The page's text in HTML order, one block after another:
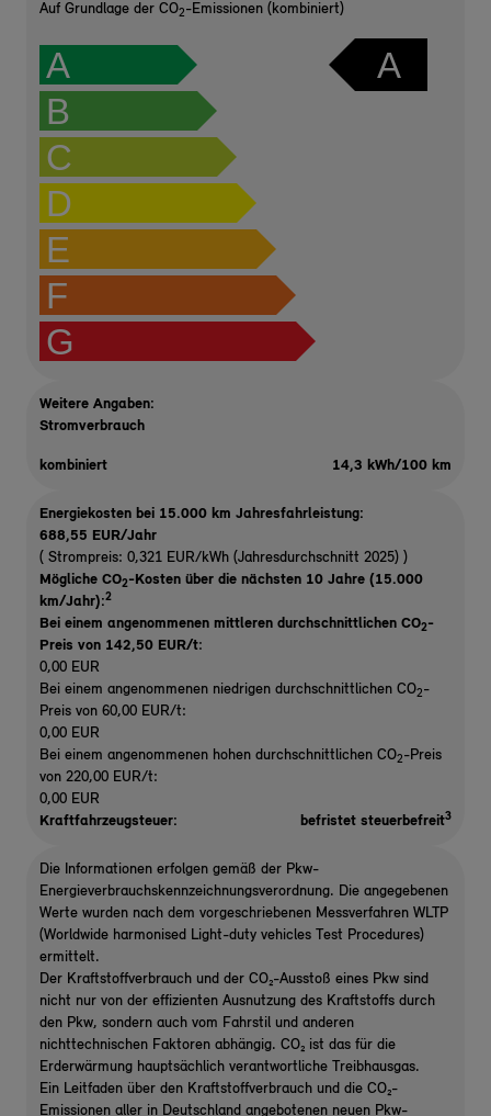
Auf Grundlage der CO2-Emissionen (kombiniert)
A
B
C
D
E
F
G
A
Weitere Angaben:
Stromverbrauch
kombiniert 14,3 kWh/100 km
Energiekosten bei 15.000 km Jahresfahrleistung:
688,55 EUR/Jahr
( Strompreis: 0,321 EUR/kWh (Jahresdurchschnitt 2025) )
Mögliche CO2-Kosten über die nächsten 10 Jahre (15.000
km/Jahr):2
Bei einem angenommenen mittleren durchschnittlichen CO2-
Preis von 142,50 EUR/t:
0,00 EUR
Bei einem angenommenen niedrigen durchschnittlichen CO2-
Preis von 60,00 EUR/t:
0,00 EUR
Bei einem angenommenen hohen durchschnittlichen CO2-Preis
von 220,00 EUR/t:
0,00 EUR
Kraftfahrzeugsteuer:
befristet steuerbefreit3
Die Informationen erfolgen gemäß der Pkw-
Energieverbrauchskennzeichnungsverordnung. Die angegebenen
Werte wurden nach dem vorgeschriebenen Messverfahren WLTP
(Worldwide harmonised Light-duty vehicles Test Procedures)
ermittelt.
Der Kraftstoffverbrauch und der CO₂-Ausstoß eines Pkw sind
nicht nur von der effizienten Ausnutzung des Kraftstoffs durch
den Pkw, sondern auch vom Fahrstil und anderen
nichttechnischen Faktoren abhängig. CO₂ ist das für die
Erderwärmung hauptsächlich verantwortliche Treibhausgas.
Ein Leitfaden über den Kraftstoffverbrauch und die CO₂-
Emissionen aller in Deutschland angebotenen neuen Pkw-